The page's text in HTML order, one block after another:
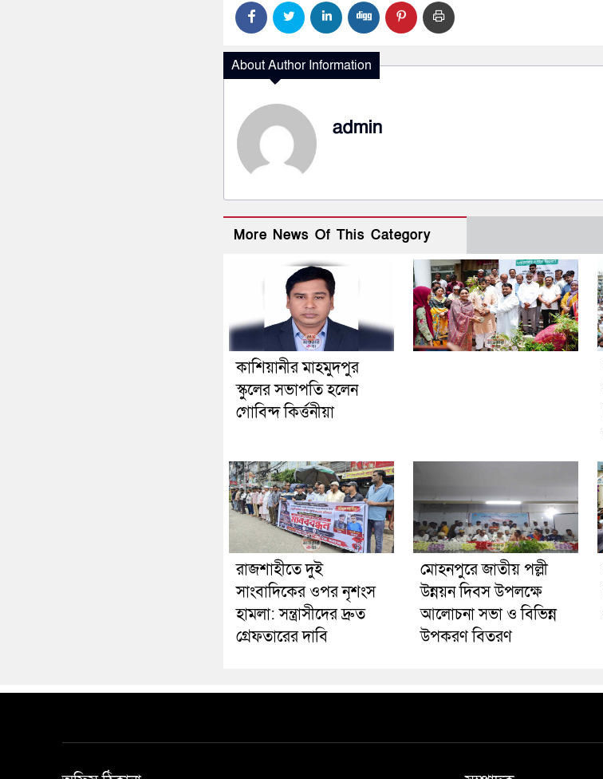
About Author Information
admin
More News Of This Category
কাশিয়ানীর মাহমুদপুর
স্কুলের সভাপতি হলেন
গোবিন্দ কির্ত্তনীয়া
রাজশাহীতে দুই
সাংবাদিকের ওপর নৃশংস
হামলা: সন্ত্রাসীদের দ্রুত
গ্রেফতারের দাবি
মোহনপুরে জাতীয় পল্লী
উন্নয়ন দিবস উপলক্ষে
আলোচনা সভা ও বিভিন্ন
উপকরণ বিতরণ